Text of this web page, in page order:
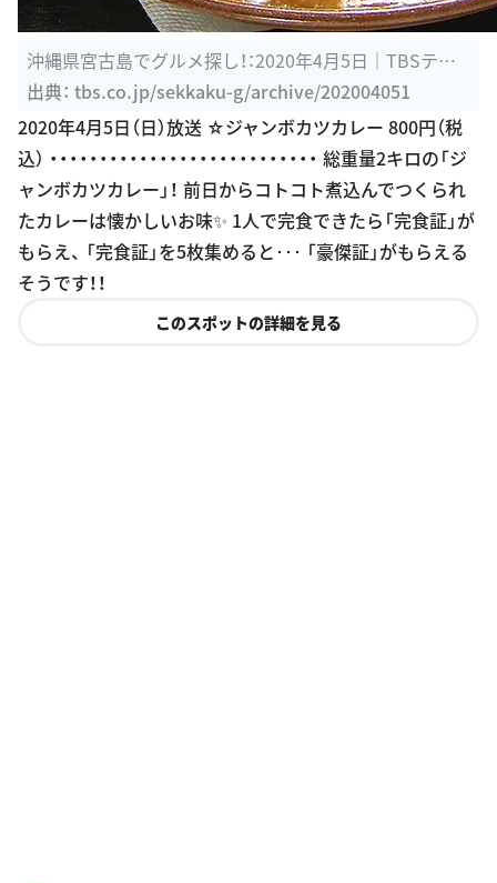
沖縄県宮古島でグルメ探し！：2020年4月5日｜TBSテレ
ビ：バナナマンの ...
出典： tbs.co.jp/sekkaku-g/archive/202004051
2020年4月5日（日）放送 ☆ジャンボカツカレー 800円（税
込） ・・・・・・・・・・・・・・・・・・・・・・・・・・・ 総重量2キロの「ジ
ャンボカツカレー」！ 前日からコトコト煮込んでつくられ
たカレーは懐かしいお味✨ 1人で完食できたら「完食証」が
もらえ、 「完食証」を5枚集めると･･･ 「豪傑証」がもらえる
そうです！！
このスポットの詳細を見る